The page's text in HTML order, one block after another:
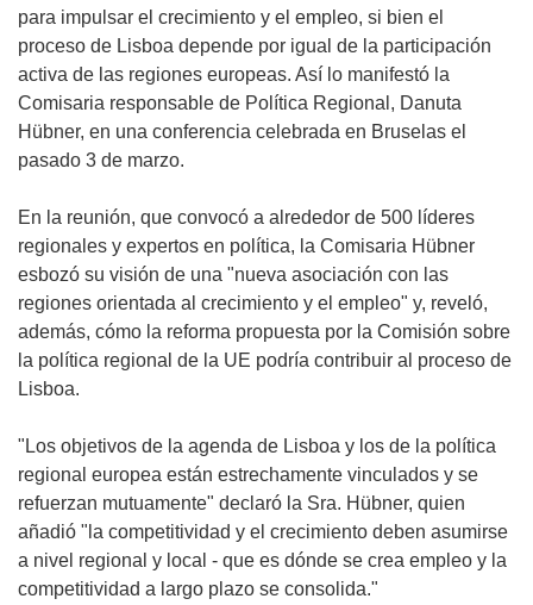
para impulsar el crecimiento y el empleo, si bien el
proceso de Lisboa depende por igual de la participación
activa de las regiones europeas. Así lo manifestó la
Comisaria responsable de Política Regional, Danuta
Hübner, en una conferencia celebrada en Bruselas el
pasado 3 de marzo.
En la reunión, que convocó a alrededor de 500 líderes
regionales y expertos en política, la Comisaria Hübner
esbozó su visión de una "nueva asociación con las
regiones orientada al crecimiento y el empleo" y, reveló,
además, cómo la reforma propuesta por la Comisión sobre
la política regional de la UE podría contribuir al proceso de
Lisboa.
"Los objetivos de la agenda de Lisboa y los de la política
regional europea están estrechamente vinculados y se
refuerzan mutuamente" declaró la Sra. Hübner, quien
añadió "la competitividad y el crecimiento deben asumirse
a nivel regional y local - que es dónde se crea empleo y la
competitividad a largo plazo se consolida."